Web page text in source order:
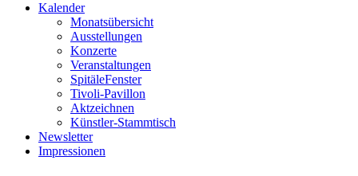
Kalender
Monatsübersicht
Ausstellungen
Konzerte
Veranstaltungen
SpitäleFenster
Tivoli-Pavillon
Aktzeichnen
Künstler-Stammtisch
Newsletter
Impressionen